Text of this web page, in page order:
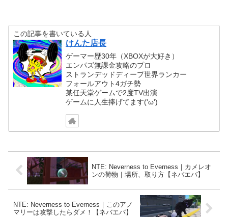
この記事を書いている人
けんた店長
ゲーマー歴30年（XBOXが大好き）
エンパズ無課金攻略のプロ
ストランデッドディープ世界ランカー
フォールアウト4ガチ勢
某任天堂ゲームで2度TV出演
ゲームに人生捧げてます('ω')
NTE: Neverness to Everness｜カメレオ
ンの荷物｜場所、取り方【ネバエバ】
NTE: Neverness to Everness｜このアノ
マリーは攻撃したらダメ！【ネバエバ】